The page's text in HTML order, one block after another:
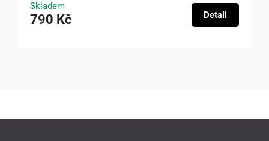
Skladem
790 Kč Detail